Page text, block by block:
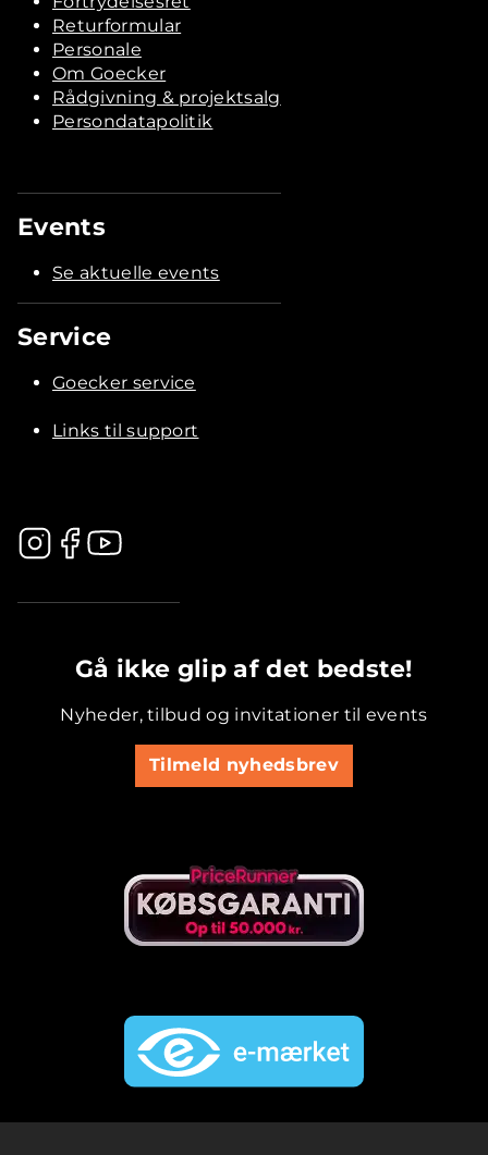
Returformular
Personale
Om Goecker
Rådgivning & projektsalg
Persondatapolitik
Events
Se aktuelle events
Service
Goecker service
Links til support
Gå ikke glip af det bedste!
Nyheder, tilbud og invitationer til events
Tilmeld nyhedsbrev